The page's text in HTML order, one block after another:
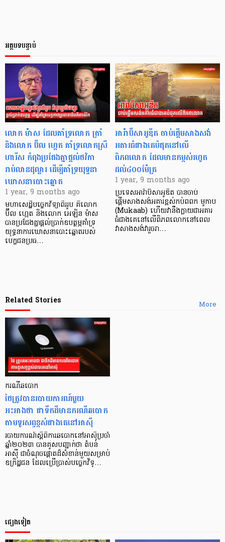
អត្ថបទបន្ទាប់
លោក ម៉ាស ដែលគាំទ្រលោក ត្រាំ
និងលោក ប៊ីល ហ្កេត គាំទ្រលោកស្រី
ហារីស កំពុងប្រជែងគ្នាផ្ដល់ថវិកា
រាប់លានដុល្លារ ដើម្បីគាំទ្រយុទ្ធនា
ឃោសនាបោះឆ្នោត
1 year, 9 months ago
មហាសេដ្ឋីបច្ចេកវិទ្យាពីររូប គឺលោក
ប៊ីល ហ្កេត និងលោក អេឡិន ម៉ាស
បានប្រជែងគ្នាផ្ដល់ប្រាក់ឧបត្ថម្ភគាំទ្រ
យុទ្ធនាការឃោសនាបោះឆ្នោតរបស់
បេក្ខជនប្រធ…
អារ៉ាប៊ីសាអូឌីត ចាប់ផ្ដើមសាងសង់
អគារធំជាងគេបំផុតនៅលើ
ពិភពលោក ដែលមានកម្ពស់រហូត
ដល់៤០០ម៉ែត្រ
1 year, 9 months ago
ប្រទេសអារ៉ាប៊ីសាអូឌីត បានចាប់
ផ្ដើមសាងសង់អគារខ្ពស់កប់ពពក មូកាប
(Mukaab) ហើយវានឹងក្លាយជាអគារ
ធំជាងគេនៅលើពិភពលោកនៅពេល
វាសាងសង់វារួចរា…
More
Related Stories
ករណីឆបោក
ថៃត្រូវបានរបាយការណ៍មួយ
អះអាងថា ជាទឹកដីមានករណីឆបោក
តាមទូរសព្ទខ្ពស់ជាងគេនៅអាស៊ី
របាយការណ៍ស្ដីពីការឆបោកនៅអាស៊ីប្រចាំ
ឆ្នាំ២០២៣ បានគូសបញ្ជាក់ថា តំបន់
អាស៊ី ជាចំណុចផ្តោតដ៏សំខាន់មួយសម្រាប់
ឧក្រិដ្ឋជន ដែលប្រើប្រាស់បច្ចេកវិទ្…
ផ្សេងទៀត